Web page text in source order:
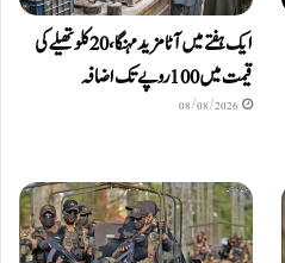
ایک ہفتے میں آٹا مزید مہنگا، 20 کلو تھیلے کی
قیمت میں 100 روپے تک اضافہ
08/08/2026